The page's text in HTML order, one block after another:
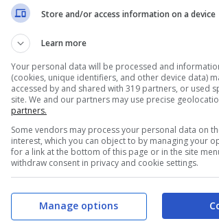
da gustare dopo cena: ricetta semplice e veloce
Store and/or access information on a device
Learn more
Your personal data will be processed and
(cookies, unique identifiers, and other device data)
accessed by and shared with 319 partners, or used
site. We and our partners may use precise
partners.
Some vendors may process your personal data on
interest, which you can object to by managing your
for a link at the bottom of this page or in the site
withdraw consent in privacy and cookie settings.
Manage options